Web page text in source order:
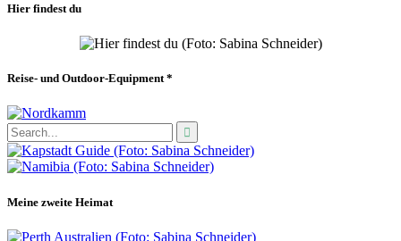
Hier findest du
Reise- und Outdoor-Equipment *
Meine zweite Heimat